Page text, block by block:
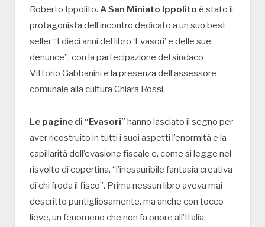
Roberto Ippolito. A San Miniato Ippolito è stato il
protagonista dell’incontro dedicato a un suo best
seller “I dieci anni del libro ‘Evasori’ e delle sue
denunce”, con la partecipazione del sindaco
Vittorio Gabbanini e la presenza dell’assessore
comunale alla cultura Chiara Rossi.
Le pagine di “Evasori” hanno lasciato il segno per
aver ricostruito in tutti i suoi aspetti l’enormità e la
capillarità dell’evasione fiscale e, come si legge nel
risvolto di copertina, “l’inesauribile fantasia creativa
di chi froda il fisco”. Prima nessun libro aveva mai
descritto puntigliosamente, ma anche con tocco
lieve, un fenomeno che non fa onore all’Italia.